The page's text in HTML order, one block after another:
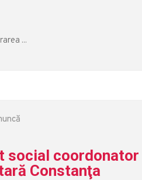
...
social coordonator
Constanţa